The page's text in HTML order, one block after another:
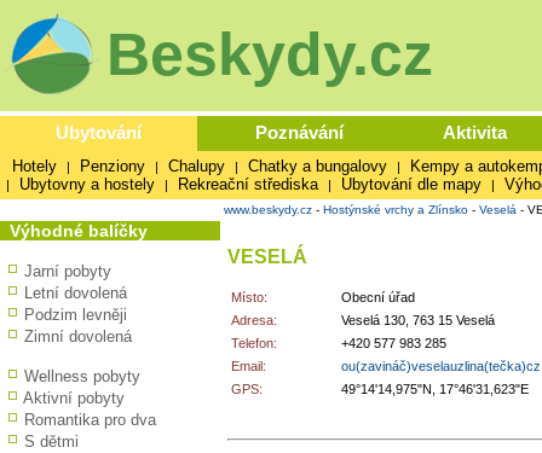
Beskydy.cz
Ubytování Poznávání Aktivita
Hotely | Penziony | Chalupy | Chatky a bungalovy | Kempy a
| Ubytovny a hostely | Rekreační střediska | Ubytování dle mapy |
Výhodné balíčky
Jarní pobyty
Letní dovolená
Podzim levněji
Zimní dovolená
Wellness pobyty
Aktivní pobyty
Romantika pro dva
S dětmi
www.beskydy.cz - Hostýnské vrchy a Zlínsko - Veselá -
VESELÁ
Místo:
Obecní úřad
Adresa:
Veselá 130, 763 15 Veselá
Telefon:
+420 577 983 285
Email:
ou(zavináč)veselauzlina(tečka)cz
GPS:
49°14'14,975"N, 17°46'31,623"E